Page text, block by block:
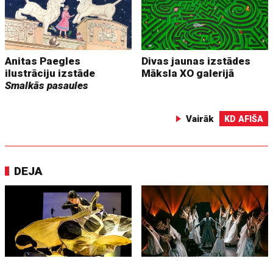
Anitas Paegles
ilustrāciju izstāde
Smalkās pasaules
Divas jaunas izstādes
Māksla XO galerijā
Vairāk KD AFIŠA
DEJA